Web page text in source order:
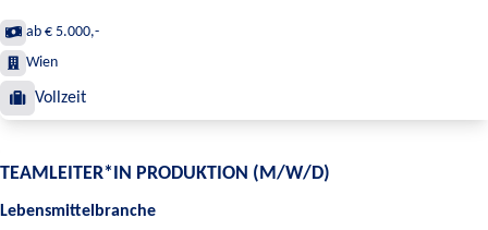
ab € 5.000,-
Wien
Vollzeit
TEAMLEITER*IN PRODUKTION (M/W/D)
Lebensmittelbranche